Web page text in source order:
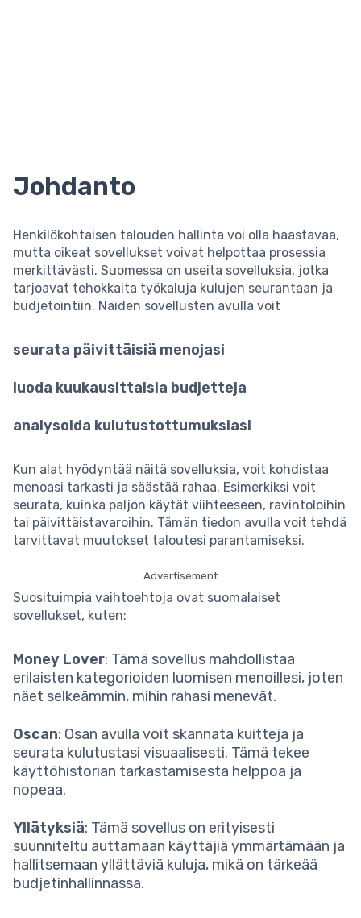
Johdanto
Henkilökohtaisen talouden hallinta voi olla haastavaa,
mutta oikeat sovellukset voivat helpottaa prosessia
merkittävästi. Suomessa on useita sovelluksia, jotka
tarjoavat tehokkaita työkaluja kulujen seurantaan ja
budjetointiin. Näiden sovellusten avulla voit
seurata päivittäisiä menojasi
luoda kuukausittaisia budjetteja
analysoida kulutustottumuksiasi
Kun alat hyödyntää näitä sovelluksia, voit kohdistaa
menoasi tarkasti ja säästää rahaa. Esimerkiksi voit
seurata, kuinka paljon käytät viihteeseen, ravintoloihin
tai päivittäistavaroihin. Tämän tiedon avulla voit tehdä
tarvittavat muutokset taloutesi parantamiseksi.
Advertisement
Suosituimpia vaihtoehtoja ovat suomalaiset
sovellukset, kuten:
Money Lover: Tämä sovellus mahdollistaa
erilaisten kategorioiden luomisen menoillesi, joten
näet selkeämmin, mihin rahasi menevät.
Oscan: Osan avulla voit skannata kuitteja ja
seurata kulutustasi visuaalisesti. Tämä tekee
käyttöhistorian tarkastamisesta helppoa ja
nopeaa.
Yllätyksiä: Tämä sovellus on erityisesti
suunniteltu auttamaan käyttäjiä ymmärtämään ja
hallitsemaan yllättäviä kuluja, mikä on tärkeää
budjetinhallinnassa.